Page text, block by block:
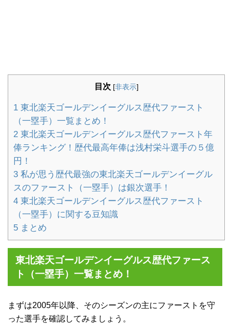
目次 [非表示]
1 東北楽天ゴールデンイーグルス歴代ファースト
（一塁手）一覧まとめ！
2 東北楽天ゴールデンイーグルス歴代ファースト年
俸ランキング！歴代最高年俸は浅村栄斗選手の５億
円！
3 私が思う歴代最強の東北楽天ゴールデンイーグル
スのファースト（一塁手）は銀次選手！
4 東北楽天ゴールデンイーグルス歴代ファースト
（一塁手）に関する豆知識
5 まとめ
東北楽天ゴールデンイーグルス歴代ファース
ト（一塁手）一覧まとめ！
まずは2005年以降、そのシーズンの主にファーストを守
った選手を確認してみましょう。